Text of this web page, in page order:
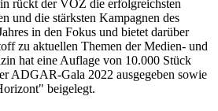
rückt der VÖZ die erfolgreichsten
und die stärksten Kampagnen des
in den Fokus und bietet darüber
zu aktuellen Themen der Medien- und
hat eine Auflage von 10.000 Stück
ADGAR-Gala 2022 ausgegeben sowie
beigelegt.